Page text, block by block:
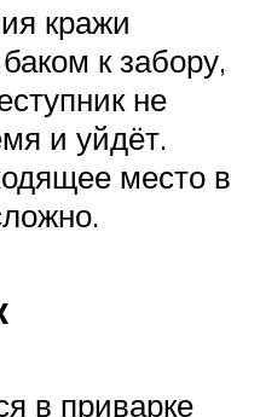
кражи
к забору,
не
и уйдёт.
место в
в приварке